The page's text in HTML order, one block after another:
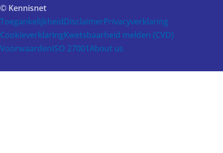
© Kennisnet
ToegankelijkheidDisclaimerPrivacyverklaring
CookieverklaringKwetsbaarheid melden (CVD)
VoorwaardenISO 27001About us